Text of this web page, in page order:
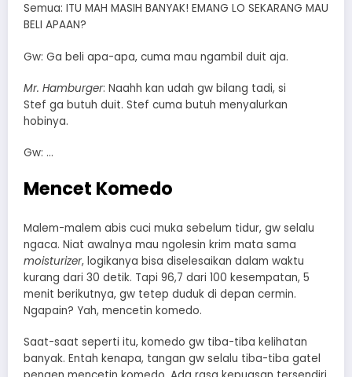
Semua: ITU MAH MASIH BANYAK! EMANG LO SEKARANG MAU
BELI APAAN?
Gw: Ga beli apa-apa, cuma mau ngambil duit aja.
Mr. Hamburger: Naahh kan udah gw bilang tadi, si
Stef ga butuh duit. Stef cuma butuh menyalurkan
hobinya.
Gw: …
Mencet Komedo
Malem-malem abis cuci muka sebelum tidur, gw selalu
ngaca. Niat awalnya mau ngolesin krim mata sama
moisturizer, logikanya bisa diselesaikan dalam waktu
kurang dari 30 detik. Tapi 96,7 dari 100 kesempatan, 5
menit berikutnya, gw tetep duduk di depan cermin.
Ngapain? Yah, mencetin komedo.
Saat-saat seperti itu, komedo gw tiba-tiba kelihatan
banyak. Entah kenapa, tangan gw selalu tiba-tiba gatel